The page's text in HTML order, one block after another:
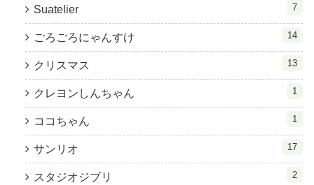
Suatelier 7
ごろごろにゃんすけ 14
クリスマス 13
クレヨンしんちゃん 1
ココちゃん 1
サンリオ 17
スタジオジブリ 2